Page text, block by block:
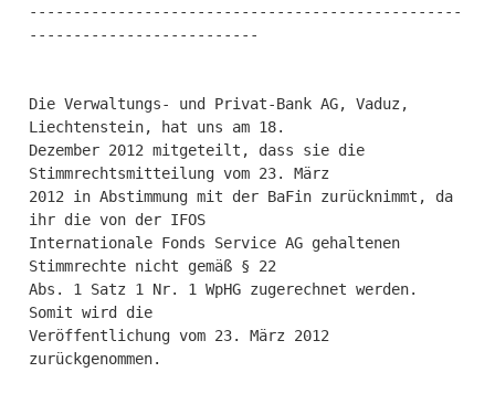
-------------------------------------------------
--------------------------
Die Verwaltungs- und Privat-Bank AG, Vaduz,
Liechtenstein, hat uns am 18.
Dezember 2012 mitgeteilt, dass sie die
Stimmrechtsmitteilung vom 23. März
2012 in Abstimmung mit der BaFin zurücknimmt, da
ihr die von der IFOS
Internationale Fonds Service AG gehaltenen
Stimmrechte nicht gemäß § 22
Abs. 1 Satz 1 Nr. 1 WpHG zugerechnet werden.
Somit wird die
Veröffentlichung vom 23. März 2012
zurückgenommen.